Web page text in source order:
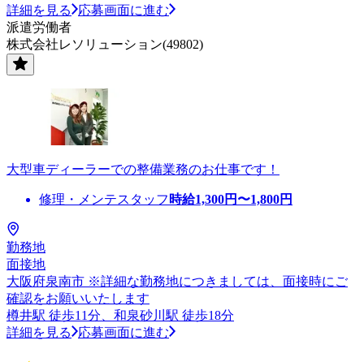
詳細を見る
応募画面に進む
派遣労働者
株式会社レソリューション(49802)
大型車ディーラーでの整備業務のお仕事です！
修理・メンテスタッフ 時給1,300円〜1,800円
勤務地
面接地
大阪府泉南市 ※詳細な勤務地につきましては、面接時にご
確認をお願いいたします
樽井駅 徒歩11分、和泉砂川駅 徒歩18分
詳細を見る
応募画面に進む